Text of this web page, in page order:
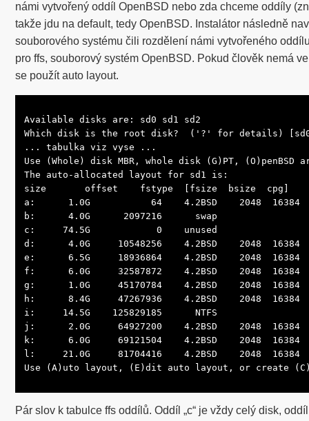
námi vytvořený oddíl OpenBSD nebo zda chceme oddíly
takže jdu na default, tedy OpenBSD. Instalátor následně
souborového systému čili rozdělení námi vytvořeného
pro ffs, souborový systém OpenBSD. Pokud člověk nemá
se použít auto layout.
Available disks are: sd0 sd1 sd2
Which disk is the root disk?  ('?' for details)
... tabulka viz vyse ...
Use (Whole) disk MBR, whole disk (G)PT, (O)penBSD
The auto-allocated layout for sd1 is:
size       offset    fstype  [fsize  bsize  cpg]
a:      1.0G           64    4.2BSD    2048
b:      4.0G      2097216      swap
c:     74.5G            0    unused
d:      4.0G     10548256    4.2BSD    2048  16384
e:      6.5G     18936864    4.2BSD    2048
f:      6.0G     32587872    4.2BSD    2048
g:      1.0G     45170784    4.2BSD    2048  16384
h:      8.4G     47267936    4.2BSD    2048
i:     14.5G    125829185      NTFS
j:      2.0G     64927200    4.2BSD    2048
k:      6.0G     69121504    4.2BSD    2048
l:     21.0G     81704416    4.2BSD    2048  16384
Use (A)uto layout, (E)dit auto layout, or create
Pár slov k tabulce ffs oddílů. Oddíl „c“ je vždy celý disk, oddíl